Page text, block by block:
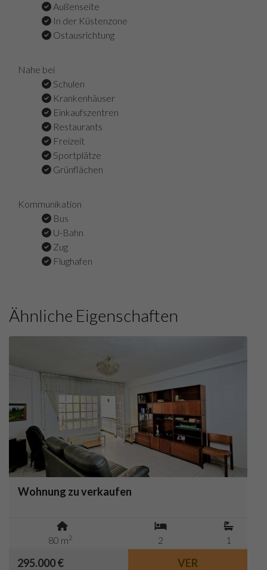
Außenseite
In der Küstenzone
Ostausrichtung
Nahe bei
Schulen
Krankenhäuser
Einkaufszentren
Restaurants
Freizeit
Sportplätze
Grünflächen
Kommunikation
Bus
U-Bahn
Zug
Flughafen
Ähnliche Eigenschaften
Wohnung zu verkaufen
80 m2 2 1
295.000 € VER